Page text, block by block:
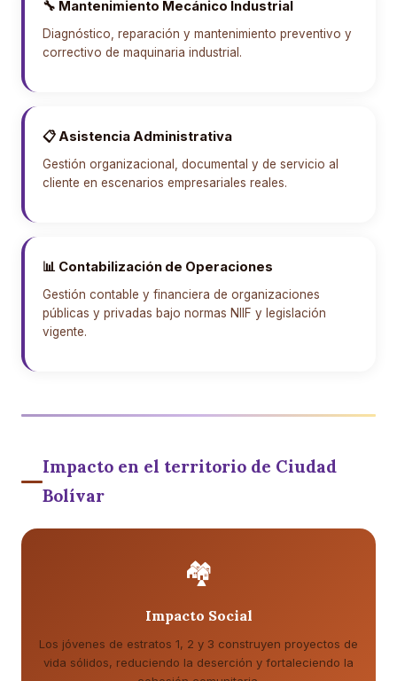
🔧 Mantenimiento Mecánico Industrial
Diagnóstico, reparación y mantenimiento preventivo y
correctivo de maquinaria industrial.
📋 Asistencia Administrativa
Gestión organizacional, documental y de servicio al
cliente en escenarios empresariales reales.
📊 Contabilización de Operaciones
Gestión contable y financiera de organizaciones
públicas y privadas bajo normas NIIF y legislación
vigente.
Impacto en el territorio de Ciudad
Bolívar
🏘️
Impacto Social
Los jóvenes de estratos 1, 2 y 3 construyen proyectos de
vida sólidos, reduciendo la deserción y fortaleciendo la